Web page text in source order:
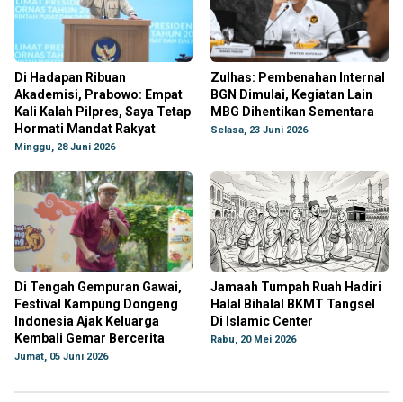
Di Hadapan Ribuan
Akademisi, Prabowo: Empat
Kali Kalah Pilpres, Saya Tetap
Hormati Mandat Rakyat
Minggu, 28 Juni 2026
Zulhas: Pembenahan Internal
BGN Dimulai, Kegiatan Lain
MBG Dihentikan Sementara
Selasa, 23 Juni 2026
Di Tengah Gempuran Gawai,
Festival Kampung Dongeng
Indonesia Ajak Keluarga
Kembali Gemar Bercerita
Jumat, 05 Juni 2026
Jamaah Tumpah Ruah Hadiri
Halal Bihalal BKMT Tangsel
Di Islamic Center
Rabu, 20 Mei 2026